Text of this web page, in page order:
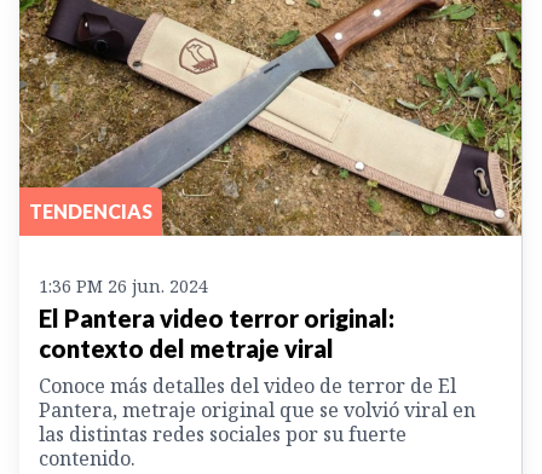
TENDENCIAS
1:36 PM 26 jun. 2024
El Pantera video terror original:
contexto del metraje viral
Conoce más detalles del video de terror de El
Pantera, metraje original que se volvió viral en
las distintas redes sociales por su fuerte
contenido.